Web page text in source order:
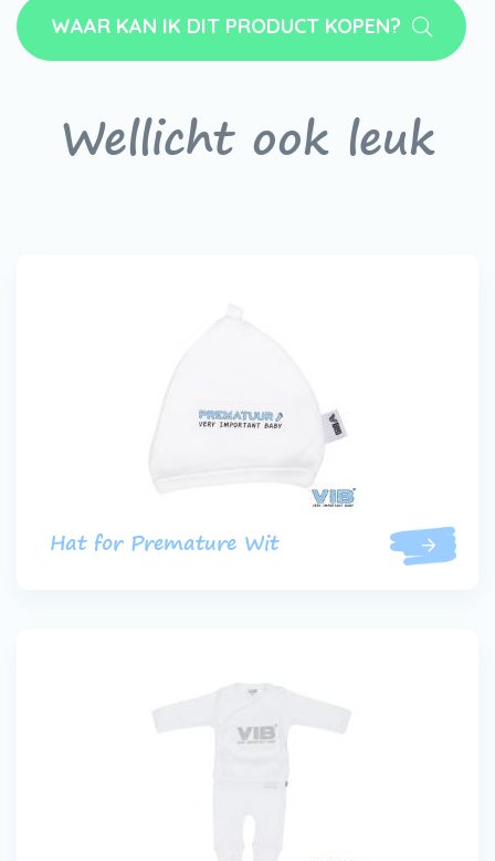
WAAR KAN IK DIT PRODUCT KOPEN?
Wellicht ook leuk
Hat for Premature Wit